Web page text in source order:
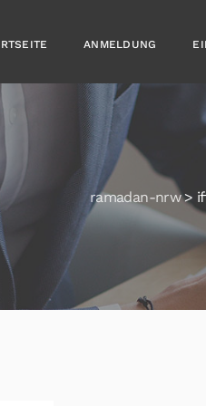
ANMELDUNG
ramadan-nrw>